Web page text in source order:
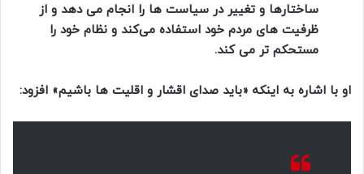
ساختارها و تغییر در سیاست ها را انجام می دهد و از
ظرفیت های مردم خود استفاده می‌کند و نظام خود را
مستحکم تر می کند.
او با اشاره به اینکه «باید صدای اقشار و اقلیت ها باشیم» افزود: